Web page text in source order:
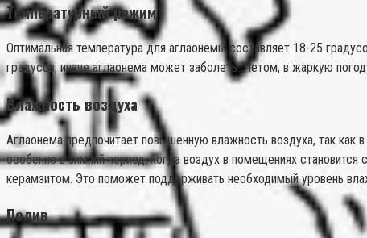
Температурный режим
Оптимальная температура для аглаонемы составляет 18-25
градусов, иначе аглаонема может заболеть. Летом, в жаркую
Влажность воздуха
Аглаонема предпочитает повышенную влажность воздуха, так как
особенно в зимний период, когда воздух в помещениях
керамзитом. Это поможет поддерживать необходимый уровень
Полив